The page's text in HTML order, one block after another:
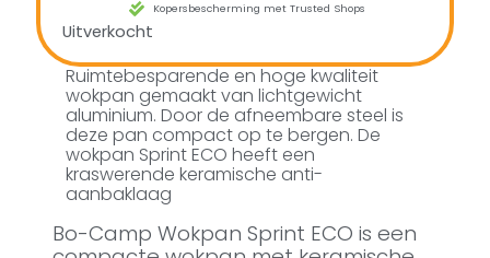
Kopersbescherming met Trusted Shops
Uitverkocht
Ruimtebesparende en hoge kwaliteit
wokpan gemaakt van lichtgewicht
aluminium. Door de afneembare steel is
deze pan compact op te bergen. De
wokpan Sprint ECO heeft een
kraswerende keramische anti-
aanbaklaag
Bo-Camp Wokpan Sprint ECO is een